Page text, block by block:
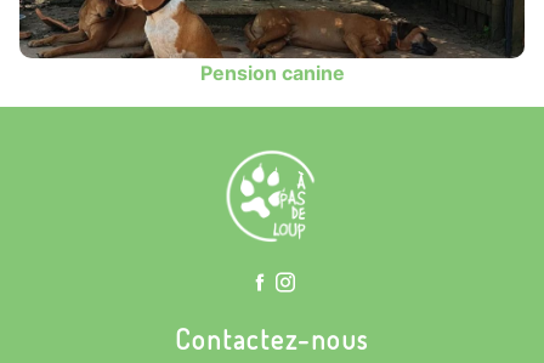
Pension canine
Contactez-nous